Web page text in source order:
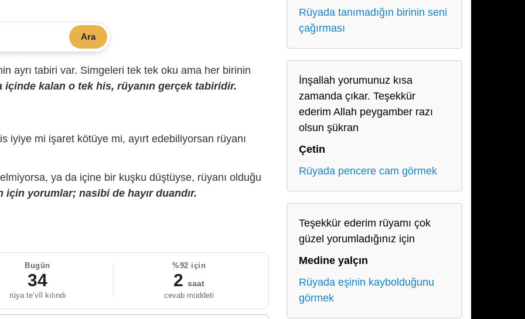
Ara
ayrı tabiri var. Simgeleri tek tek oku ama her birinin
içinde kalan o tek his, rüyanın gerçek tabiridir.
iyiye mi işaret kötüye mi, ayırt edebiliyorsan rüyanı
ya da içine bir kuşku düştüyse, rüyanı olduğu
yorumlar; nasibi de hayır duandır.
Bugün
34
rüya te’vîl kılındı
%92 için
2 saat
cevab müddeti
Rüyada tanımadığın birinin seni
çağırması
İnşallah yorumunuz kısa
zamanda çıkar. Teşekkür
ederim Allah peygamber razı
olsun şükran
Çetin
Rüyada pencere cam görmek
Teşekkür ederim rüyamı çok
güzel yorumladığınız için
Medine yalçın
Rüyada eşinin kaybolduğunu
görmek